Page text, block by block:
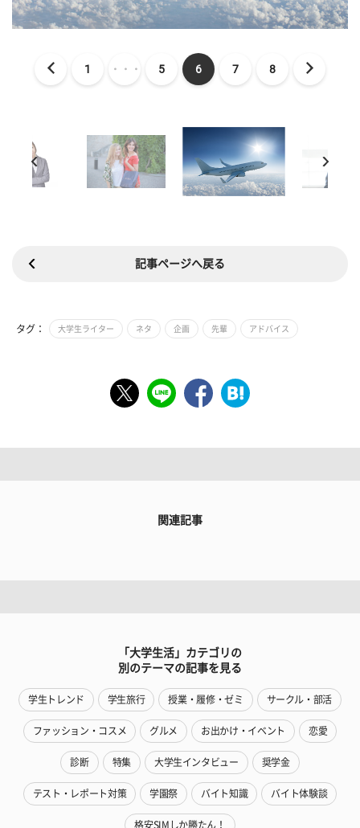
1 ・・・ 5 6 7 8
記事ページへ戻る
タグ： 大学生ライター ネタ 企画 先輩 アドバイス
関連記事
「大学生活」カテゴリの
別のテーマの記事を見る
学生トレンド 学生旅行 授業・履修・ゼミ サークル・部活
ファッション・コスメ グルメ お出かけ・イベント 恋愛
診断 特集 大学生インタビュー 奨学金
テスト・レポート対策 学園祭 バイト知識 バイト体験談
格安SIMしか勝たん！